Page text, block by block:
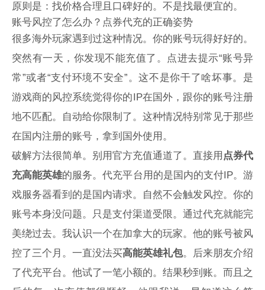
原则是：找价格合理且口碑好的。不是找最便宜的。
账号风控了怎么办？点券代充的正确姿势
很多海外玩家遇到过这种情况。你的账号玩得好好的。
突然有一天，你发现不能充值了。点进去提示“账号异
常”或者“支付环境不安全”。这不是你干了啥坏事。是
游戏商的风控系统觉得你的IP在国外，跟你的账号注册
地不匹配。自动给你限制了。这种情况特别常见于那些
在国内注册的账号，拿到国外使用。
破解方法很简单。别用官方充值通道了。直接用 点券代
充高能英雄的服务。代充平台用的是国内的支付IP。游
戏服务器看到的是国内请求。自然不会触发风控。你的
账号本身没问题。只是支付渠道受限。通过代充就能完
美绕过去。我认识一个在加拿大的玩家。他的账号被风
控了三个月。一直没法买高能英雄礼包。后来朋友介绍
了代充平台。他试了一笔小额的。结果秒到账。而且之